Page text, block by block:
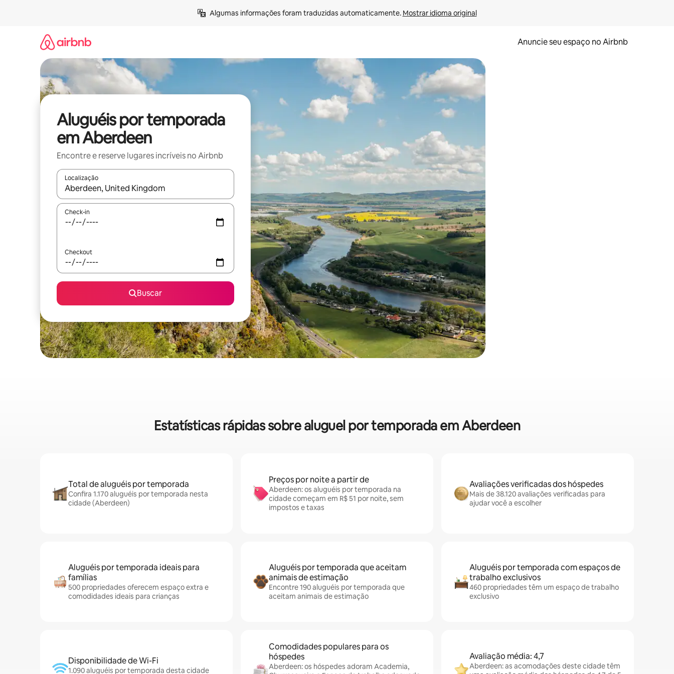
Algumas informações foram traduzidas automaticamente. Mostrar idioma original
Anuncie seu espaço no Airbnb
Aluguéis por temporada
em Aberdeen
Encontre e reserve lugares incríveis no Airbnb
Localização
Quando os resultados estiverem disponíveis, explore-os usando as seta para cima e para baixo do teclado ou tocando e deslizando o dedo na tela.
Check-in
Checkout
Buscar
Estatísticas rápidas sobre aluguel por temporada em Aberdeen
Total de aluguéis por temporada
Confira 1.170 aluguéis por temporada nesta
cidade (Aberdeen)
Preços por noite a partir de
Aberdeen: os aluguéis por temporada na
cidade começam em R$ 51 por noite, sem
impostos e taxas
Avaliações verificadas dos hóspedes
Mais de 38.120 avaliações verificadas para
ajudar você a escolher
Aluguéis por temporada ideais para
famílias
500 propriedades oferecem espaço extra e
comodidades ideais para crianças
Aluguéis por temporada que aceitam
animais de estimação
Encontre 190 aluguéis por temporada que
aceitam animais de estimação
Aluguéis por temporada com espaços de
trabalho exclusivos
460 propriedades têm um espaço de trabalho
exclusivo
Disponibilidade de Wi-Fi
1.090 aluguéis por temporada desta cidade
Comodidades populares para os
hóspedes
Aberdeen: os hóspedes adoram Academia,
Avaliação média: 4,7
Aberdeen: as acomodações deste cidade têm